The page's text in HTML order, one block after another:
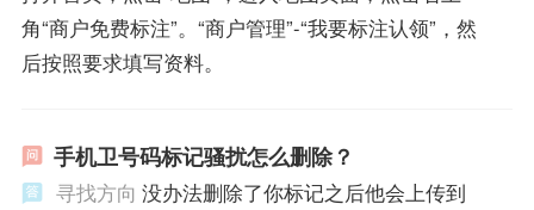
角“商户免费标注”。“商户管理”-“我要标注认领”，然
后按照要求填写资料。
手机卫号码标记骚扰怎么删除？
寻找方向 没办法删除了你标记之后他会上传到